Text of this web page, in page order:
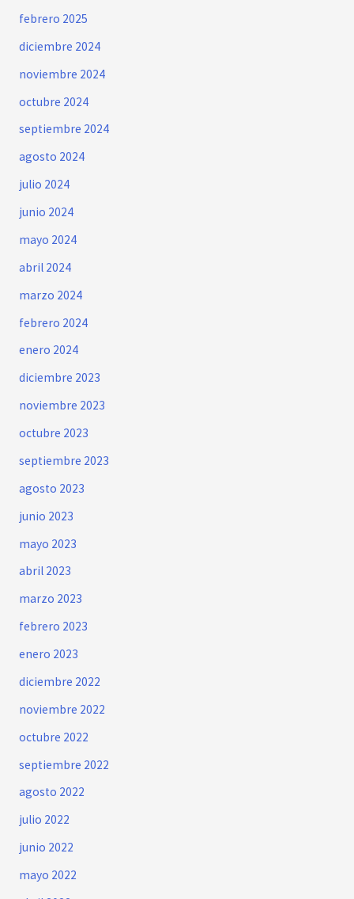
febrero 2025
diciembre 2024
noviembre 2024
octubre 2024
septiembre 2024
agosto 2024
julio 2024
junio 2024
mayo 2024
abril 2024
marzo 2024
febrero 2024
enero 2024
diciembre 2023
noviembre 2023
octubre 2023
septiembre 2023
agosto 2023
junio 2023
mayo 2023
abril 2023
marzo 2023
febrero 2023
enero 2023
diciembre 2022
noviembre 2022
octubre 2022
septiembre 2022
agosto 2022
julio 2022
junio 2022
mayo 2022